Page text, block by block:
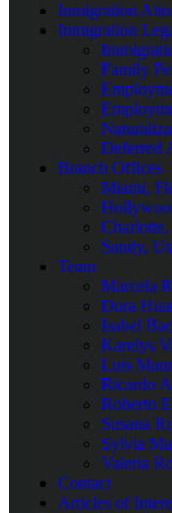
Inmigration
Inmigration
Family
Deferred
Branch Offices
Miami,
Sandy,
Team
Marcela
Dora
Isabel
Karelys
Luis
Ricardo
Roberto
Susana
Sylvia
Valeria
Contact
Articles of